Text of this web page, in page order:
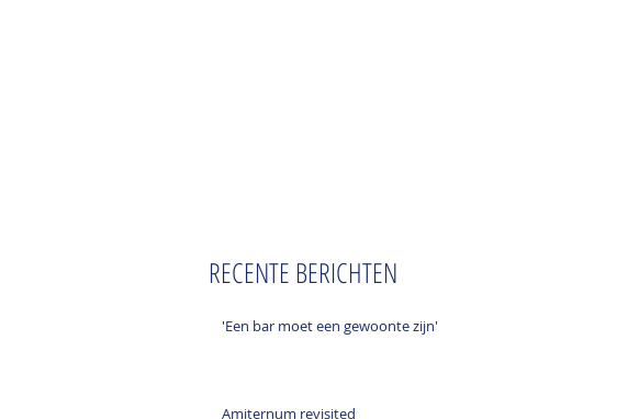
RECENTE BERICHTEN
'Een bar moet een gewoonte zijn'
Amiternum revisited